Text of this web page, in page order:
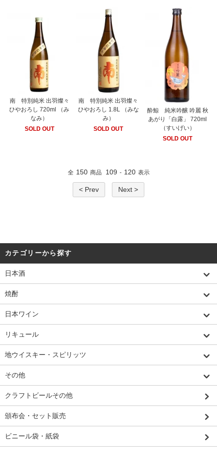
南 特別純米 出羽燦々
ひやおろし 720ml （み
なみ）
SOLD OUT
南 特別純米 出羽燦々
ひやおろし 1.8L （みな
み）
SOLD OUT
酔鯨 純米吟醸 吟麗 秋
あがり「白露」 720ml
（すいげい）
SOLD OUT
全 150 商品 109 - 120 表示
< Prev Next >
カテゴリーから探す
日本酒
焼酎
日本ワイン
リキュール
地ウイスキー・スピリッツ
その他
クラフトビールその他
頒布会・セット販売
ビニール袋・紙袋